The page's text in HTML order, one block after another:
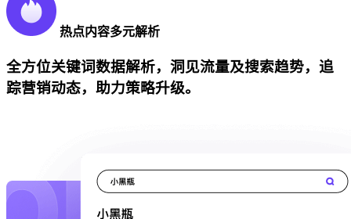
热点内容多元解析
全方位关键词数据解析，洞见流量及搜索趋势，追
踪营销动态，助力策略升级。